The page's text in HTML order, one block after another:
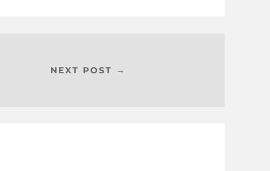
NEXT POST →